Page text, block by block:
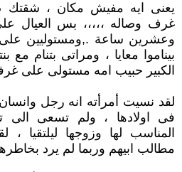
يعنى ايه مفيش مكان ، شقتك
غرف وصاله ،،،،، بس العيال
وعشرين ساعة .,ومستوليين على
بيناموا معايا ، ومراتى بتنام مع
الكبير حبيب امه مستولى على
لقد نسيت أمرأته انه رجل
فى اولادها ، ولم تسعى الى
المناسب لها وزوجها ليلتقيا ،
مطالب ابيهم وربما لم يرد